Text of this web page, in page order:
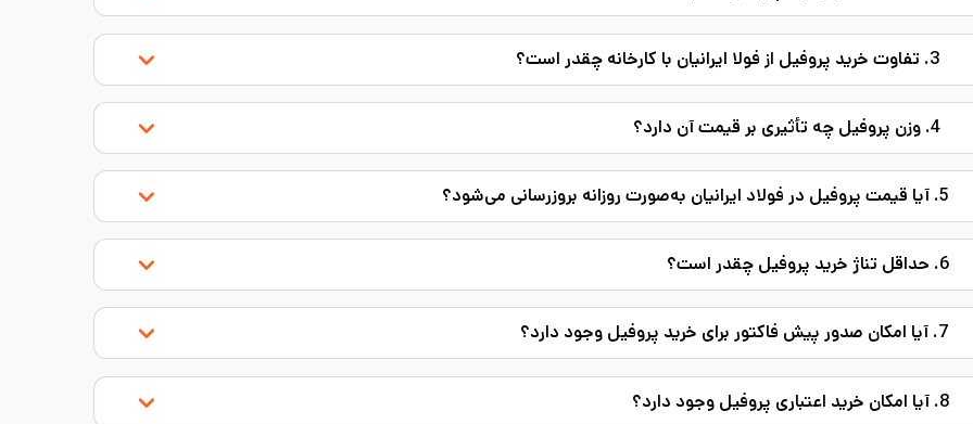
4. وزن پروفیل چه تأثیری بر قیمت آن دارد؟
5. آیا قیمت پروفیل در فولاد ایرانیان به‌صورت روزانه بروزرسانی می‌شود؟
6. حداقل تناژ خرید پروفیل چقدر است؟
7. آیا امکان صدور پیش فاکتور برای خرید پروفیل وجود دارد؟
8. آیا امکان خرید اعتباری پروفیل وجود دارد؟